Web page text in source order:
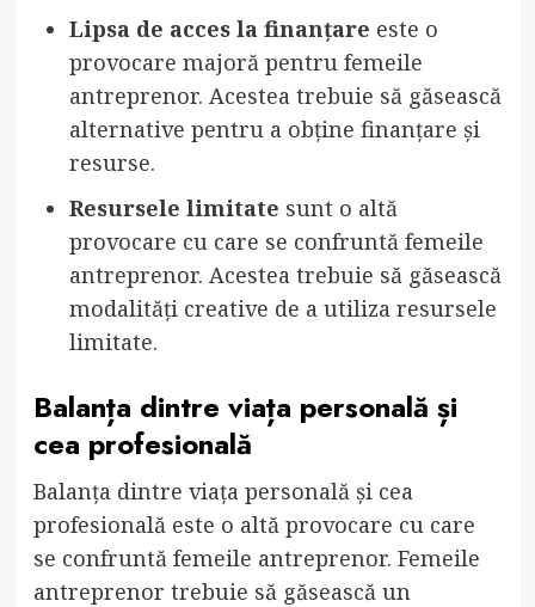
Lipsa de acces la finanțare este o
provocare majoră pentru femeile
antreprenor. Acestea trebuie să găsească
alternative pentru a obține finanțare și
resurse.
Resursele limitate sunt o altă
provocare cu care se confruntă femeile
antreprenor. Acestea trebuie să găsească
modalități creative de a utiliza resursele
limitate.
Balanța dintre viața personală și
cea profesională
Balanța dintre viața personală și cea
profesională este o altă provocare cu care
se confruntă femeile antreprenor. Femeile
antreprenor trebuie să găsească un